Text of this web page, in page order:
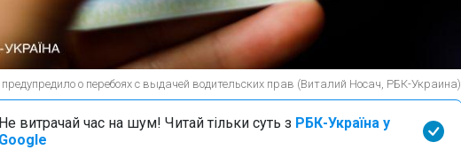
о перебоях с выдачей водительских прав (Виталий Носач, РБК-Украина)
Не витрачай час на шум! Читай тільки суть з РБК-Україна у
Google